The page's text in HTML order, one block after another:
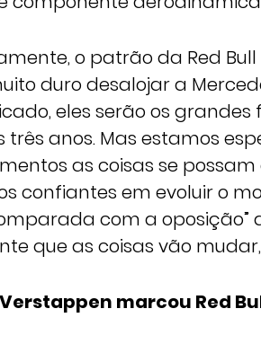
o patrão da Red
duro desalojar a
eles serão os grandes
três anos. Mas estamos
as coisas se
confiantes em evoluir o
com a oposição”
que as coisas vão
marcou Red